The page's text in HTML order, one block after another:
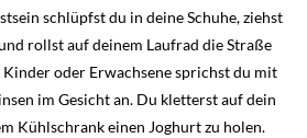
schlüpfst du in deine Schuhe, ziehst
rollst auf deinem Laufrad die Straße
oder Erwachsene sprichst du mit
im Gesicht an. Du kletterst auf dein
Kühlschrank einen Joghurt zu holen.